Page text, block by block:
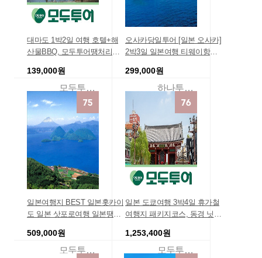
대마도 1박2일 여행 호텔+해
산물BBQ, 모두투어땡처리할
139,000원
모두투어예약센터
오사카당일투어 [일본 오사카]
2박3일 일본여행 티웨이항공/
여행 3일 도톤보리 호텔 트윈/8
월/9월 출발기준 우리가족크루
299,000원
하나투어리더투어
일본여행지 BEST 일본홋카이
도 일본 삿포로여행 일본땡처
휴가 온천 삿포로 일본관광
509,000원
모두투어여행몰
일본 도쿄여행 3박4일 휴가철
여행지 패키지코스, 동경 닛코
1,253,400원
모두투어예약센터